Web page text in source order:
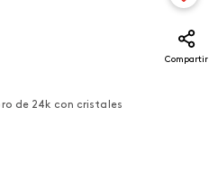
Compartir
de 24k con cristales